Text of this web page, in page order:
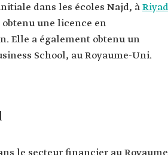
dans les écoles Najd, àRiyad
une licence en
Elle a également obtenu un
School, au Royaume-Uni.